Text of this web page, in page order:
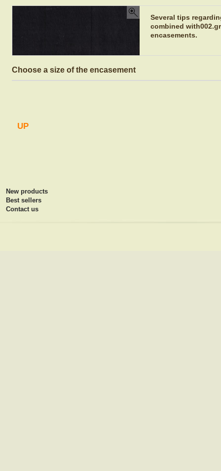
Several tips
combined
encasements.
Choose a size of the encasement
UP
New products
Best sellers
Contact us